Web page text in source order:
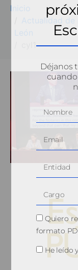
Inicio
Actualidad de
León
Déjanos
Quiero
formato
He leído